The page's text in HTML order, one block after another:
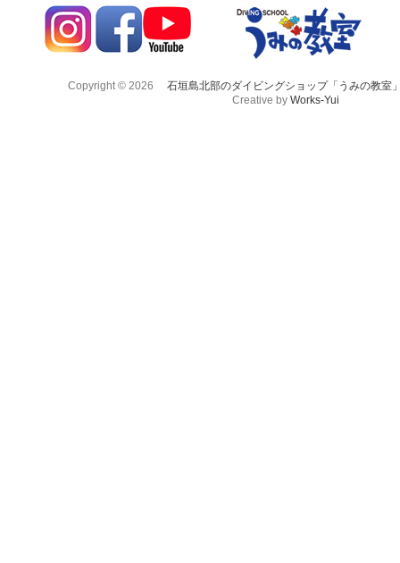
Copyright © 2026
石垣島北部のダイビングショップ「うみの教室
Creative by Works-Yui